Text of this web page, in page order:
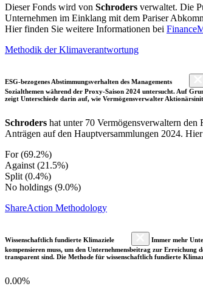
Dieser Fonds wird von Schroders verwaltet. Die
Unternehmen im Einklang mit dem Pariser
Hier finden Sie weitere Informationen bei
Methodik der Klimaverantwortung
ESG-bezogenes Abstimmungsverhalten des Managements
Sozialthemen während der Proxy-Saison 2024 untersucht. Auf
zeigt Unterschiede darin auf, wie Vermögensverwalter
Schroders hat unter 70 Vermögensverwaltern
Anträgen auf den Hauptversammlungen 2024.
For (69.2%)
Against (21.5%)
Split (0.4%)
No holdings (9.0%)
ShareAction Methodology
Wissenschaftlich fundierte Klimaziele
Immer mehr
kompensieren muss, um den Unternehmensbeitrag zur
transparent sind. Die Methode für wissenschaftlich fundierte
0.00%